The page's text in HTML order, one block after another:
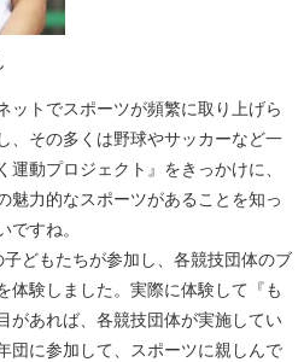
トでスポーツが頻繁に取り上げら
、その多くは野球やサッカーなど一
動プロジェクト』をきっかけに、
魅力的なスポーツがあることを知っ
ですね。
どもたちが参加し、各競技団体のブ
体験しました。実際に体験して『も
があれば、各競技団体が実施してい
団に参加して、スポーツに親しんで